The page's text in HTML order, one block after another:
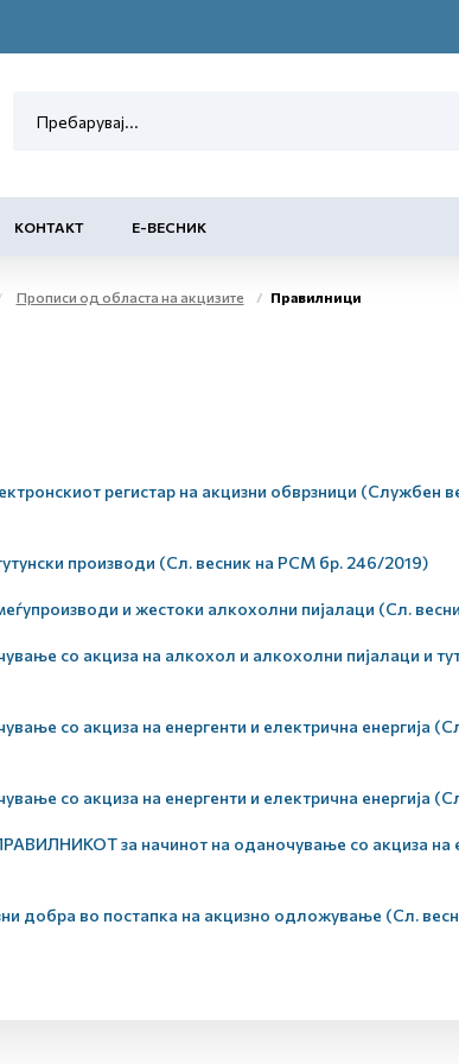
КОНТАКТ Е-ВЕСНИК
Прописи од областа на акцизите Правилници
регистар на акцизни обврзници (Службен
производи (Сл. весник на РСМ бр. 246/2019)
и жестоки алкохолни пијалаци (Сл.
со акциза на алкохол и алкохолни пијалаци и
со акциза на енергенти и електрична енергија
со акциза на енергенти и електрична енергија
за начинот на оданочување со акциза на
добра во постапка на акцизно одложување (Сл.